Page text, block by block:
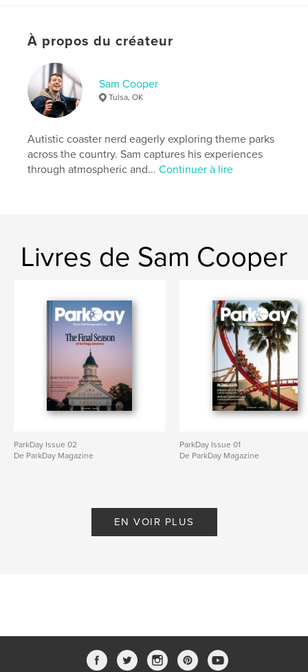
Format choisi:
# de pages: 92
Date de publication:
Langue English
Mots-clés
Travel
À propos du créateur
Sam Cooper
Tulsa, OK
Autistic coaster nerd eagerly exploring theme parks
across the country. Sam captures his experiences
through atmospheric and...Continuer à lire
Livres de Sam Cooper
ParkDay Issue 02
De ParkDay Magazine
ParkDay Issue 01
De ParkDay Magazine
EN VOIR PLUS